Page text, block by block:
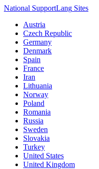
National SupportLang Sites
Austria
Czech Republic
Germany
Denmark
Spain
France
Iran
Lithuania
Norway
Poland
Romania
Russia
Sweden
Slovakia
Turkey
United States
United Kingdom